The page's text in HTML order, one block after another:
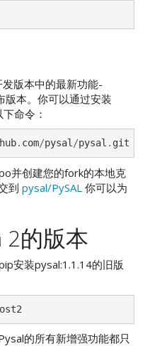
版本中的最新功能-
版本。你可以通过安装
命令：
. com/pysal /pysal . git
并创建您的fork的本地克
到 pysal/PySAL 你可以为
的版本
安装pysal:1.1.14的旧版
的所有新增强功能都只